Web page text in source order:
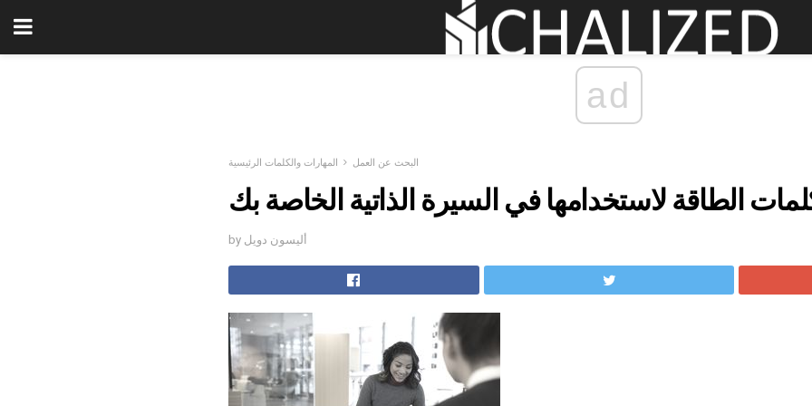
ad
البحث عن العمل المهارات والكلمات الرئيسية
الطاقة لاستخدامها في السيرة الذاتية الخاصة بك
by أليسون دويل